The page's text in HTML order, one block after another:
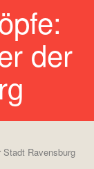
der
Ravensburg